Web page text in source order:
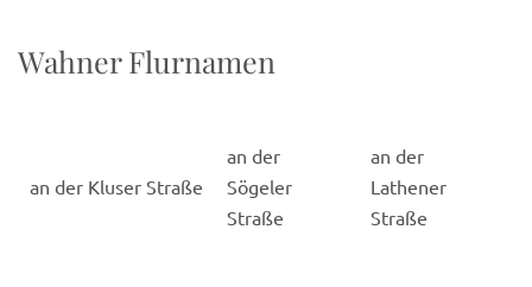
Wahner Flurnamen
an der Kluser Straße
an der
Sögeler
Straße
an der
Lathener
Straße